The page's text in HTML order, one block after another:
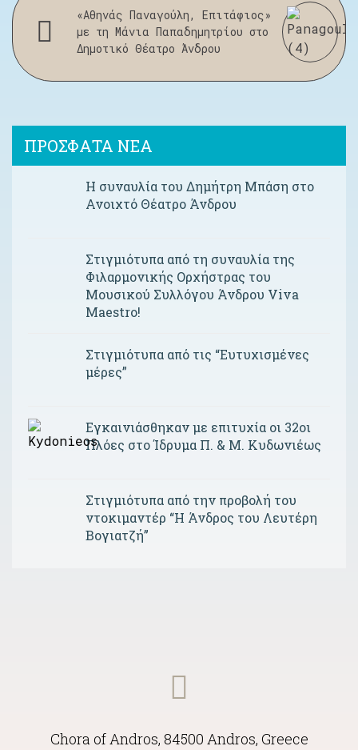
«Αθηνάς Παναγούλη, Επιτάφιος»
με τη Μάνια Παπαδημητρίου στο
Δημοτικό Θέατρο Άνδρου
ΠΡΟΣΦΑΤΑ ΝΕΑ
Η συναυλία του Δημήτρη Μπάση στο
Ανοιχτό Θέατρο Άνδρου
Στιγμιότυπα από τη συναυλία της
Φιλαρμονικής Ορχήστρας του
Μουσικού Συλλόγου Άνδρου Viva
Maestro!
Στιγμιότυπα από τις “Ευτυχισμένες
μέρες”
Εγκαινιάσθηκαν με επιτυχία οι 32οι
Πλόες στο Ίδρυμα Π. & Μ. Κυδωνιέως
Στιγμιότυπα από την προβολή του
ντοκιμαντέρ “Η Άνδρος του Λευτέρη
Βογιατζή”
Chora of Andros, 84500 Andros, Greece